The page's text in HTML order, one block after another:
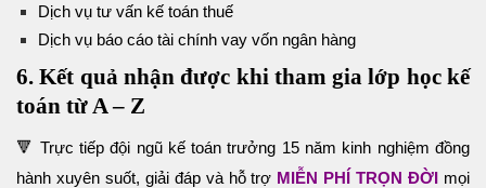
Dịch vụ tư vấn kế toán thuế
Dịch vụ báo cáo tài chính vay vốn ngân hàng
6. Kết quả nhận được khi tham gia lớp học kế
toán từ A – Z
🔻 Trực tiếp đội ngũ kế toán trưởng 15 năm kinh nghiệm đồng
hành xuyên suốt, giải đáp và hỗ trợ MIỄN PHÍ TRỌN ĐỜI mọi